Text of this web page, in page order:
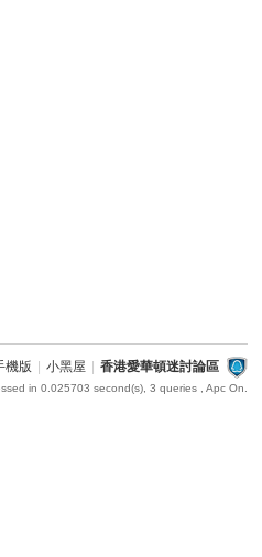
機版 小黑屋 香港愛華頓迷討論區
in 0.025703 second(s), 3 queries , Apc On.